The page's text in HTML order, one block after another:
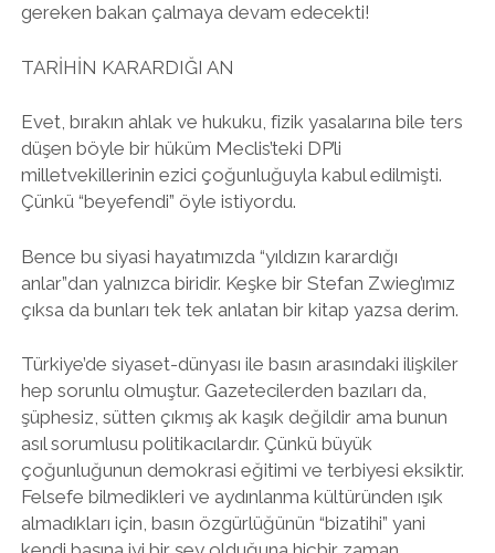
gereken bakan çalmaya devam edecekti!
TARİHİN KARARDIĞI AN
Evet, bırakın ahlak ve hukuku, fizik yasalarına bile ters
düşen böyle bir hüküm Meclis’teki DP’li
milletvekillerinin ezici çoğunluğuyla kabul edilmişti.
Çünkü “beyefendi” öyle istiyordu.
Bence bu siyasi hayatımızda “yıldızın karardığı
anlar”dan yalnızca biridir. Keşke bir Stefan Zwieg’ımız
çıksa da bunları tek tek anlatan bir kitap yazsa derim.
Türkiye’de siyaset-dünyası ile basın arasındaki ilişkiler
hep sorunlu olmuştur. Gazetecilerden bazıları da,
şüphesiz, sütten çıkmış ak kaşık değildir ama bunun
asıl sorumlusu politikacılardır. Çünkü büyük
çoğunluğunun demokrasi eğitimi ve terbiyesi eksiktir.
Felsefe bilmedikleri ve aydınlanma kültüründen ışık
almadıkları için, basın özgürlüğünün “bizatihi” yani